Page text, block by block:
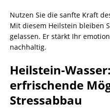
Nutzen Sie die sanfte Kraft
Mit diesem Heilstein bleiben
gelassen. Er stärkt Ihr
nachhaltig.
Heilstein-
erfrischende
Stressabbau